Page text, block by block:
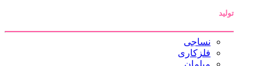
تولید
نساجی
فلزکاری